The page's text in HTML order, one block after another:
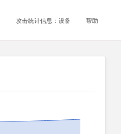
攻击统计信息：设备 帮助